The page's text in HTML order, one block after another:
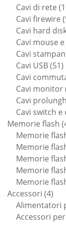
Cavi di rete
Cavi firewire
Cavi hard
Cavi mouse
Cavi
Cavi USB 5151
Cavi
Cavi monitor
Cavi
Cavi switch
Memorie flash
Memorie
Memorie
Memorie
Memorie
Memorie
Accessori 44
Alimentatori
Accessori